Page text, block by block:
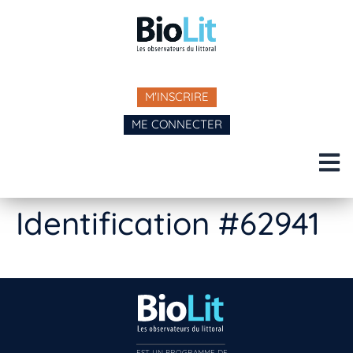
M'INSCRIRE
ME CONNECTER
Identification #62941